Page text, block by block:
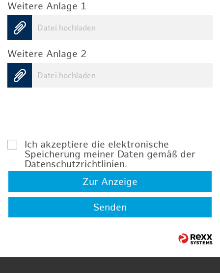
Weitere Anlage 1
Datei hochladen
Weitere Anlage 2
Datei hochladen
Ich akzeptiere die elektronische
Speicherung meiner Daten gemäß der
Datenschutzrichtlinien.
Zur Anzeige
Senden